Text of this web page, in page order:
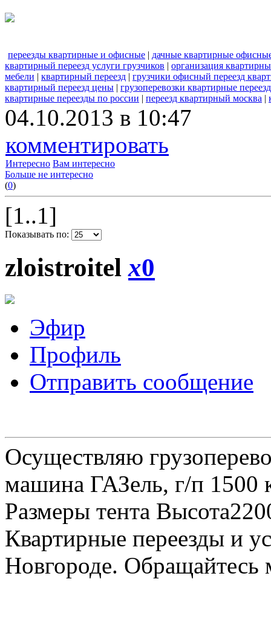
переезды квартирные и офисные | дачные квартирные
квартирный переезд услуги грузчиков | организация
мебели | квартирный переезд | грузчики офисный переезд
квартирный переезд цены | грузоперевозки квартирные
квартирные переезды по россии | переезд квартирный москва |
04.10.2013 в 10:47
комментировать
Интересно Вам интересно
Больше не интересно
(0)
[1..1]
Показывать по:
zloistroitelx0
Эфир
Профиль
Отправить сообщение
Осуществляю
машина ГАЗель, г/п 1500
Размеры тента
Квартирные переезды и
Новгороде.